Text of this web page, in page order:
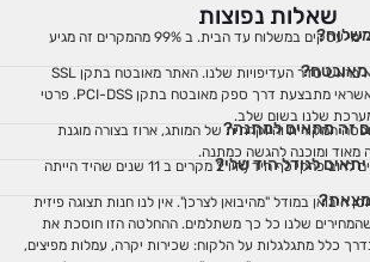
שאלות נפוצות
אנחנו מתחייבים ל-1 עד 4 ימי עסקים במשלוח עד הבית. ב 99% מהמקרים זה מגיע
אבטחת המידע שלכם היא בראש סדר העדיפויות שלנו. האתר מאובטח בתקן SSL
המחמיר ביותר וסליקת האשראי מתבצעת דרך ספק מאובטח בתקן PCI-DSS. פרטי
שלנו בשום שלב.
זה מתאים למתנה?
המקורית והיוקרתית של המותג, ארוז בצורה מוגנת
מאוד ומוכנה להגשה כמתנה.
לגודל היד שלי?
כל השעונים שלנו מתאימים לרוב פרקי כף היד (היו 2 מקרים ב 11 שנים שהיד הייתה
היבואן במודל "מהיבואן לצרכן". אין לנו חנות תצוגה פיזית
שהמחירים שלנו כל כך משתלמים. ההחלטה הזו חוסכת את
כלל מתגלגלות על הלקוח: שכירות יקרה, עמלות מפיצים,